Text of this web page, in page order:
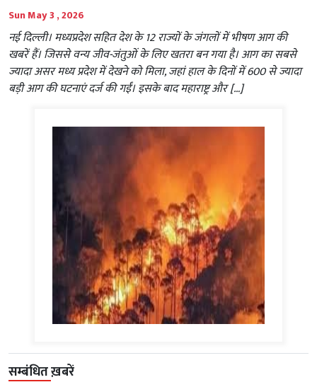
Sun May 3 , 2026
नई दिल्ली। मध्यप्रदेश सहित देश के 12 राज्यों के जंगलों में भीषण आग की
खबरें हैं। जिससे वन्य जीव-जंतुओं के लिए खतरा बन गया है। आग का सबसे
ज्यादा असर मध्य प्रदेश में देखने को मिला, जहां हाल के दिनों में 600 से ज्यादा
बड़ी आग की घटनाएं दर्ज की गईं। इसके बाद महाराष्ट्र और […]
सम्बंधित ख़बरें